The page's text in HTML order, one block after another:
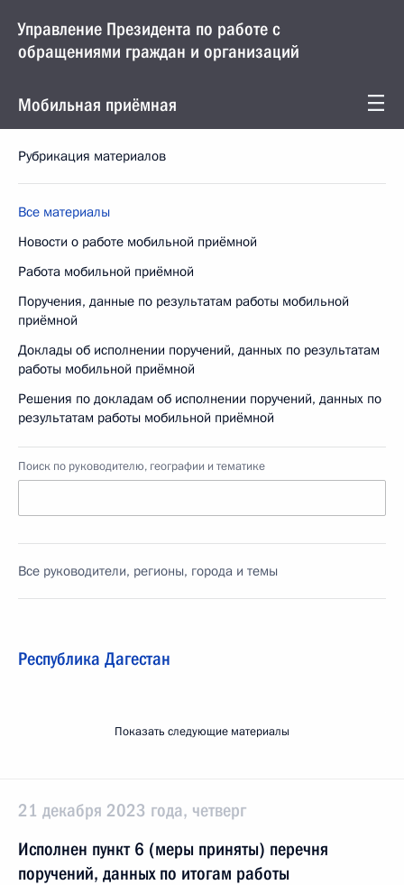
Управление Президента по работе с
обращениями граждан и организаций
Мобильная приёмная
Рубрикация материалов
Все материалы
Новости о работе мобильной приёмной
Работа мобильной приёмной
Поручения, данные по результатам работы мобильной
приёмной
Доклады об исполнении поручений, данных по результатам
работы мобильной приёмной
Решения по докладам об исполнении поручений, данных по
результатам работы мобильной приёмной
Поиск по руководителю, географии и тематике
Все руководители, регионы, города и темы
Республика Дагестан
Показать следующие материалы
21 декабря 2023 года, четверг
Исполнен пункт 6 (меры приняты) перечня
поручений, данных по итогам работы